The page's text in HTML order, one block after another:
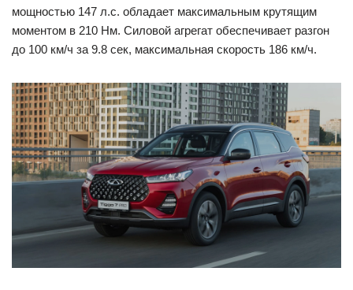
мощностью 147 л.с. обладает максимальным крутящим
моментом в 210 Нм. Силовой агрегат обеспечивает разгон
до 100 км/ч за 9.8 сек, максимальная скорость 186 км/ч.